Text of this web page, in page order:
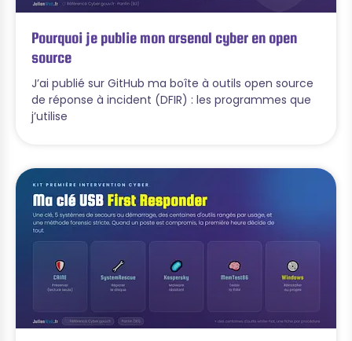
Pourquoi je publie mon arsenal cyber en open
source
J’ai publié sur GitHub ma boîte à outils open source
de réponse à incident (DFIR) : les programmes que
j’utilise